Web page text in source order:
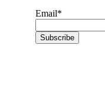
Email*